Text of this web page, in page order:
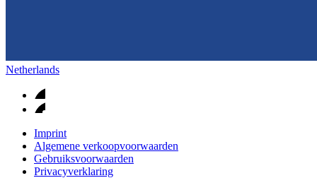
Netherlands
Imprint
Algemene verkoopvoorwaarden
Gebruiksvoorwaarden
Privacyverklaring